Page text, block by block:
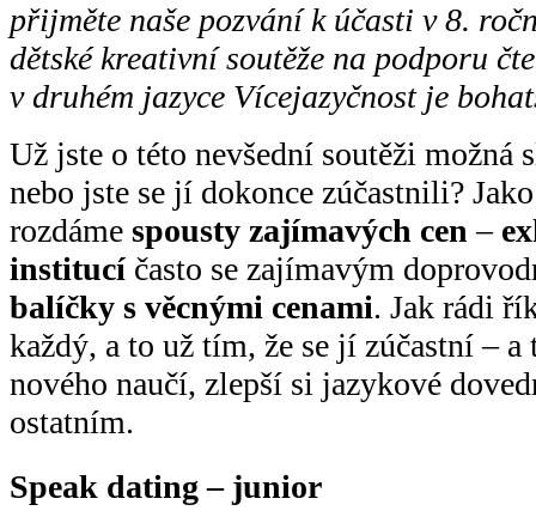
přijměte naše pozvání k účasti v 8.
dětské kreativní soutěže na podporu
v druhém jazyce Vícejazyčnost je
Už jste o této nevšední soutěži možná
nebo jste se jí dokonce zúčastnili?
rozdáme spousty zajímavých cen–
institucí často se zajímavým
balíčky s věcnými cenami. Jak rádi
každý, a to už tím, že se jí zúčastní –
nového naučí, zlepší si jazykové
ostatním.
Speak dating – junior